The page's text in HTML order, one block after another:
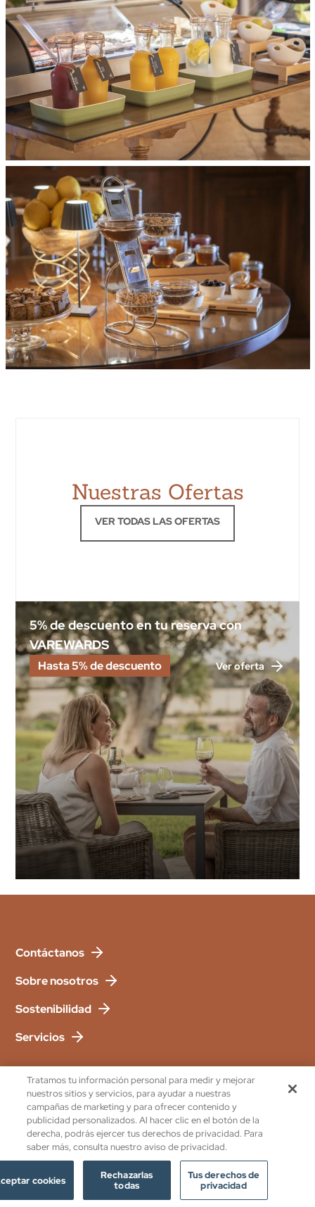
Nuestras Ofertas
VER TODAS LAS OFERTAS
5% de descuento en tu reserva con
VAREWARDS
Hasta 5% de descuento Ver oferta
Contáctanos
Sobre nosotros
Sostenibilidad
Servicios
Recibe información exclusiva sobre eventos, ofertas y
noticias relevantes sobre la Finca Son Roig directamente
en tu bandeja de entrada.
ENVIAR
Tratamos tu información personal para medir y mejorar
nuestros sitios y servicios, para ayudar a nuestras
campañas de marketing y para ofrecer contenido y
publicidad personalizados. Al hacer clic en el botón de la
derecha, podrás ejercer tus derechos de privacidad. Para
saber más, consulta nuestro aviso de privacidad.
Tus derechos de
privacidad
Rechazarlas
todas
cookies